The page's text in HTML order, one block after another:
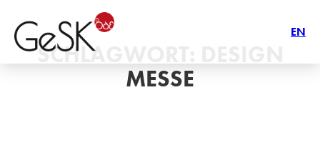
EN
SCHLAGWORT:
MESSE